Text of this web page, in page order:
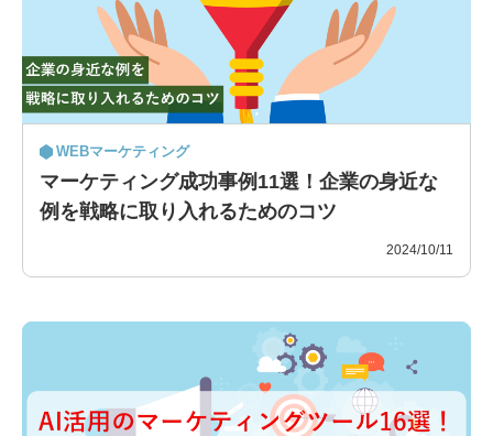
WEBマーケティング
マーケティング成功事例11選！企業の身近な
例を戦略に取り入れるためのコツ
2024/10/11